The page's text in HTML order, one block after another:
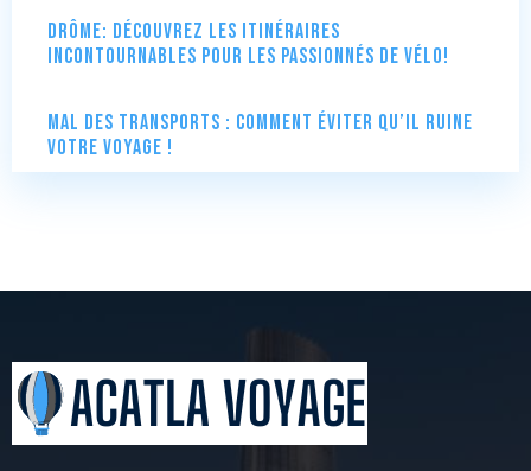
Drôme: Découvrez les itinéraires
incontournables pour les passionnés de vélo!
Mal des transports : comment éviter qu’il ruine
votre voyage !